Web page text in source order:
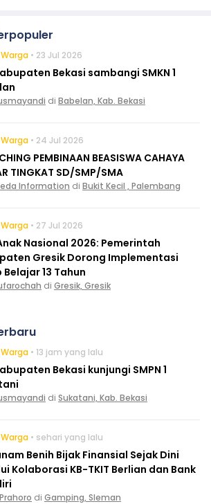
• 23 Jul 2026
Bekasi sambangi SMKN 1
di Babelan, Kab. Bekasi
• 24 Jul 2026
PEMBINAAN BEASISWA CAHAYA
TINGKAT SD/SMP/SMA
Information di Bukit Kecil , Palembang
• 27 Jul 2026
Nasional 2026: Pemerintah
Gresik Dorong Implementasi
Belajar 13 Tahun
di Gresik, Gresik
• 13 jam yang lalu
Bekasi kunjungi SMPN 1
di Sukatani, Kab. Bekasi
• sehari yang lalu
Benih Bijak Finansial Sejak Dini
Kolaborasi KB-TKIT Berlian dan Bank
di Gamping, Sleman